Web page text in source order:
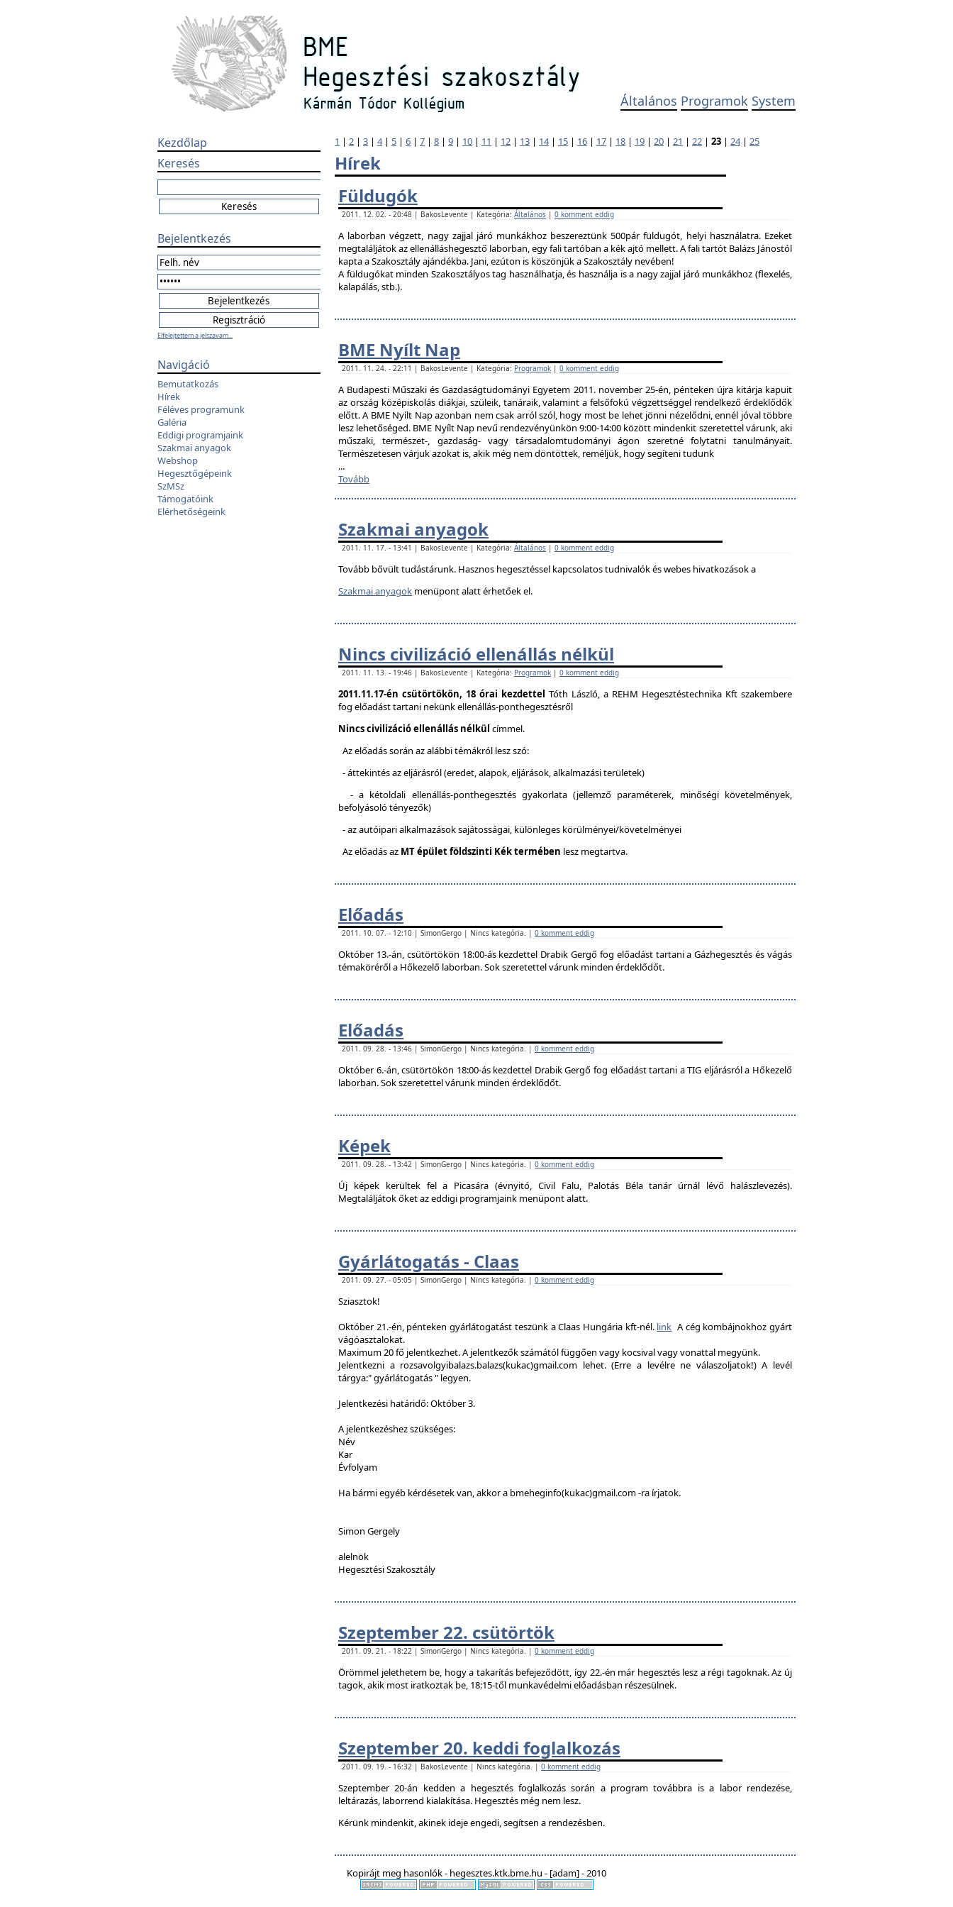
Általános Programok System
Kezdőlap
Keresés
Bejelentkezés
Elfelejtettem a jelszavam...
Navigáció
Bemutatkozás
Hírek
Féléves programunk
Galéria
Eddigi programjaink
Szakmai anyagok
Webshop
Hegesztőgépeink
SzMSz
Támogatóink
Elérhetőségeink
1 | 2 | 3 | 4| 5 | 6 | 7 | 8 | 9 | 10 | 11 | 12 | 13 | 14| 15 | 16 | 17 | 18 | 19 | 20 | 21 | 22 | 23 | 24| 25
Hírek
Füldugók
2011. 12. 02. - 20:48 | BakosLevente | Kategória: Általános | 0 komment eddig
A laborban végzett, nagy zajjal járó munkákhoz beszereztünk 500pár füldugót, helyi használatra. Ezeket
megtaláljátok az ellenálláshegesztő laborban, egy fali tartóban a kék ajtó mellett. A fali tartót Balázs Jánostól
kapta a Szakosztály ajándékba. Jani, ezúton is köszönjük a Szakosztály nevében!
A füldugókat minden Szakosztályos tag használhatja, és használja is a nagy zajjal járó munkákhoz (flexelés,
kalapálás, stb.).
BME Nyílt Nap
2011. 11. 24. - 22:11 | BakosLevente | Kategória: Programok | 0 komment eddig
A Budapesti Műszaki és Gazdaságtudományi Egyetem 2011. november 25-én, pénteken újra kitárja kapuit
az ország középiskolás diákjai, szüleik, tanáraik, valamint a felsőfokú végzettséggel rendelkező érdeklődők
előtt. A BME Nyílt Nap azonban nem csak arról szól, hogy most be lehet jönni nézelődni, ennél jóval többre
lesz lehetőséged. BME Nyílt Nap nevű rendezvényünkön 9:00-14:00 között mindenkit szeretettel várunk, aki
műszaki, természet-, gazdaság- vagy társadalomtudományi ágon szeretné folytatni tanulmányait.
Természetesen várjuk azokat is, akik még nem döntöttek, reméljük, hogy segíteni tudunk
...
Tovább
Szakmai anyagok
2011. 11. 17. - 13:41 | BakosLevente | Kategória: Általános | 0 komment eddig
Tovább bővült tudástárunk. Hasznos hegesztéssel kapcsolatos tudnivalók és webes hivatkozások a
Szakmai anyagok menüpont alatt érhetőek el.
Nincs civilizáció ellenállás nélkül
2011. 11. 13. - 19:46 | BakosLevente | Kategória: Programok | 0 komment eddig
2011.11.17-én csütörtökön, 18 órai kezdettel Tóth László, a REHM Hegesztéstechnika Kft szakembere
fog előadást tartani nekünk ellenállás-ponthegesztésről
Nincs civilizáció ellenállás nélkül címmel.
Az előadás során az alábbi témákról lesz szó:
- áttekintés az eljárásról (eredet, alapok, eljárások, alkalmazási területek)
- a kétoldali ellenállás-ponthegesztés gyakorlata (jellemző paraméterek, minőségi követelmények,
befolyásoló tényezők)
- az autóipari alkalmazások sajátosságai, különleges körülményei/követelményei
Az előadás az MT épület földszinti Kék termében lesz megtartva.
Előadás
2011. 10. 07. - 12:10 | SimonGergo | Nincs kategória. | 0 komment eddig
Október 13.-án, csütörtökön 18:00-ás kezdettel Drabik Gergő fog előadást tartani a Gázhegesztés és vágás
témaköréről a Hőkezelő laborban. Sok szeretettel várunk minden érdeklődőt.
Előadás
2011. 09. 28. - 13:46 | SimonGergo | Nincs kategória. | 0 komment eddig
Október 6.-án, csütörtökön 18:00-ás kezdettel Drabik Gergő fog előadást tartani a TIG eljárásról a Hőkezelő
laborban. Sok szeretettel várunk minden érdeklődőt.
Képek
2011. 09. 28. - 13:42 | SimonGergo | Nincs kategória. | 0 komment eddig
Új képek kerültek fel a Picasára (évnyitó, Civil Falu, Palotás Béla tanár úrnál lévő halászlevezés).
Megtaláljátok őket az eddigi programjaink menüpont alatt.
Gyárlátogatás - Claas
2011. 09. 27. - 05:05 | SimonGergo | Nincs kategória. | 0 komment eddig
Sziasztok!
Október 21.-én, pénteken gyárlátogatást teszünk a Claas Hungária kft-nél. link A cég kombájnokhoz gyárt
vágóasztalokat.
Maximum 20 fő jelentkezhet. A jelentkezők számától függően vagy kocsival vagy vonattal megyünk.
Jelentkezni a rozsavolgyibalazs.balazs(kukac)gmail.com lehet. (Erre a levélre ne válaszoljatok!) A levél
tárgya:" gyárlátogatás " legyen.
Jelentkezési határidő: Október 3.
A jelentkezéshez szükséges:
Név
Kar
Évfolyam
Ha bármi egyéb kérdésetek van, akkor a bmeheginfo(kukac)gmail.com -ra írjatok.
Simon Gergely
alelnök
Hegesztési Szakosztály
Szeptember 22. csütörtök
2011. 09. 21. - 18:22 | SimonGergo | Nincs kategória. | 0 komment eddig
Örömmel jelethetem be, hogy a takarítás befejeződött, így 22.-én már hegesztés lesz a régi tagoknak. Az új
tagok, akik most iratkoztak be, 18:15-től munkavédelmi előadásban részesülnek.
Szeptember 20. keddi foglalkozás
2011. 09. 19. - 16:32 | BakosLevente | Nincs kategória. | 0 komment eddig
Szeptember 20-án kedden a hegesztés foglalkozás során a program továbbra is a labor rendezése,
leltárazás, laborrend kialakítása. Hegesztés még nem lesz.
Kérünk mindenkit, akinek ideje engedi, segítsen a rendezésben.
Kopirájt meg hasonlók - hegesztes.ktk.bme.hu - [adam] - 2010